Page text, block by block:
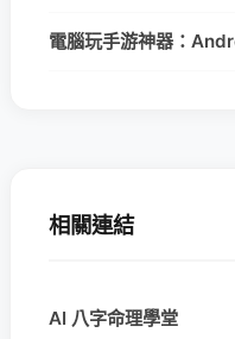
電腦玩手游神器：
相關連結
AI 八字命理學堂